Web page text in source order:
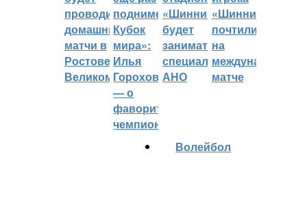
проводить
домашние
матчи в
Ростове
Великом
поднимет
Кубок
мира»:
Илья
Горохов
— о
фаворитах
чемпионата
«Шинник»
будет
заниматься
специальное
АНО
«Шинника»
почтили
на
международном
матче
Волейбол